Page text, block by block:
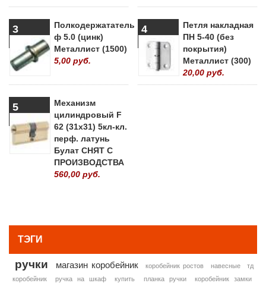
3
Полкодержататель
ф 5.0 (цинк)
Металлист (1500)
5,00 руб.
4
Петля накладная
ПН 5-40 (без
покрытия)
Металлист (300)
20,00 руб.
5
Механизм
цилиндровый F
62 (31х31) 5кл-кл.
перф. латунь
Булат СНЯТ С
ПРОИЗВОДСТВА
560,00 руб.
ТЭГИ
ручки магазин коробейник коробейник ростов навесные
тд
коробейник
ручка на шкаф купить планка ручки
коробейник замки